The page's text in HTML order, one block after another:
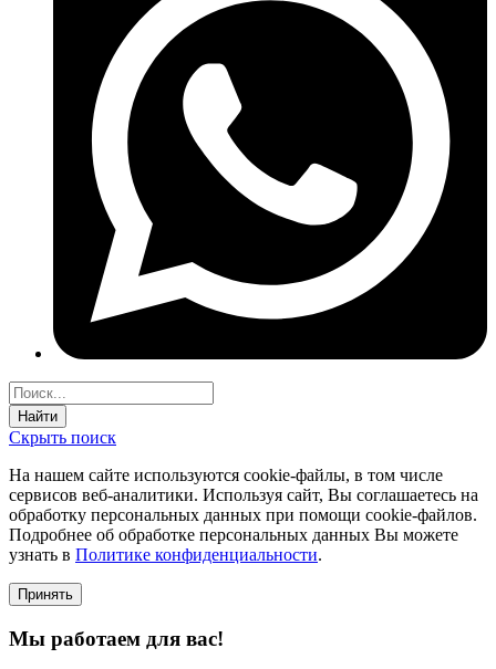
Найти
Скрыть поиск
На нашем сайте используются соokie-файлы, в том числе
сервисов веб-аналитики. Используя сайт, Вы соглашаетесь на
обработку персональных данных при помощи cookie-файлов.
Подробнее об обработке персональных данных Вы можете
узнать в Политике конфиденциальности.
Принять
Мы работаем для вас!